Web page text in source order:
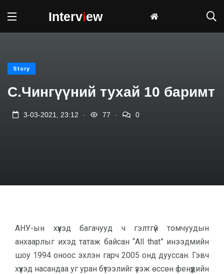
Interview
Story
С.Чингүүний тухай 10 баримт
3-03-2021, 23:12 77 0
АНУ-ын хүүхэд багачууд ч гэлтгүй томчуудын
анхаарлыг ихэд татаж байсан “All that” инээдмийн
шоу 1994 оноос эхлэн гарч 2005 онд дууссан. Гэвч
хүүхэд насандаа уг уран бүтээлийг үзэж өссөн фенүүдийн